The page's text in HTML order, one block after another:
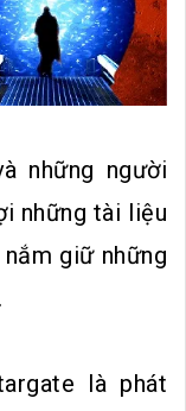
những người
những tài liệu
giữ những
là phát